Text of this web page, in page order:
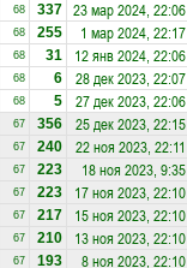
68 337 23 мар 2024, 22:06
68 255 1 мар 2024, 22:17
68 31 12 янв 2024, 22:06
68 6 28 дек 2023, 22:07
68 5 27 дек 2023, 22:06
67 356 25 дек 2023, 22:15
67 240 22 ноя 2023, 22:11
67 223 18 ноя 2023, 9:35
67 223 17 ноя 2023, 22:10
67 217 15 ноя 2023, 22:10
67 210 13 ноя 2023, 22:10
67 193 8 ноя 2023, 22:10